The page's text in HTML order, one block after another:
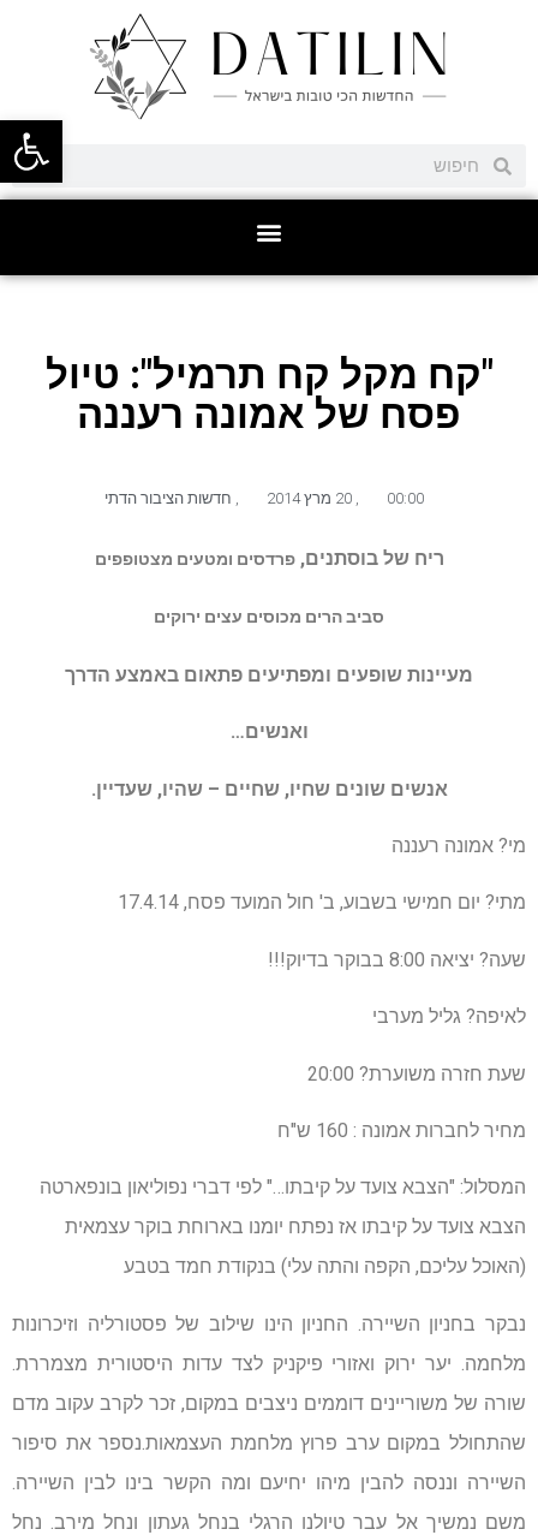
פתח
"קח מקל קח תרמיל": טיול
פסח של אמונה רעננה
00:00
,
, חדשות הציבור הדתי
ריח של בוסתנים,פרדסים ומטעים מצטופפים
סביב הרים מכוסים עצים ירוקים
מעיינות שופעים ומפתיעים פתאום באמצע הדרך
ואנשים…
אנשים שונים שחיו, שחיים – שהיו, שעדיין.
מי? אמונה רעננה
מתי? יום חמישי בשבוע, ב' חול המועד פסח, 17.4.14
שעה? יציאה 8:00 בבוקר בדיוק!!!
לאיפה? גליל מערבי
שעת חזרה משוערת? 20:00
מחיר לחברות אמונה : 160 ש"ח
המסלול: "הצבא צועד על קיבתו…" לפי דברי נפוליאון בונפארטה
הצבא צועד על קיבתו אז נפתח יומנו בארוחת בוקר עצמאית
(האוכל עליכם, הקפה והתה עלי) בנקודת חמד בטבע
נבקר בחניון השיירה. החניון הינו שילוב של פסטורליה וזיכרונות
מלחמה. יער ירוק ואזורי פיקניק לצד עדות היסטורית מצמררת.
שורה של משוריינים דוממים ניצבים במקום, זכר לקרב עקוב מדם
שהתחולל במקום ערב פרוץ מלחמת העצמאות.נספר את סיפור
השיירה וננסה להבין מיהו יחיעם ומה הקשר בינו לבין השיירה.
משם נמשיך אל עבר טיולנו הרגלי בנחל געתון ונחל מירב. נחל